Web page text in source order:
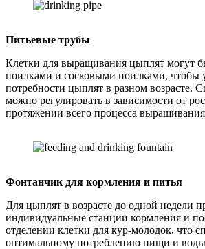
Питьевые трубы
Клетки для выращивания цыплят могут
поилками и сосковыми поилками, чтобы
потребности цыплят в разном возрасте.
можно регулировать в зависимости от
протяжении всего процесса
Фонтанчик для кормления и питья
Для цыплят в возрасте до одной недели
индивидуальные станции кормления и
отделении клетки для кур-молодок, что
оптимальному потреблению пищи и